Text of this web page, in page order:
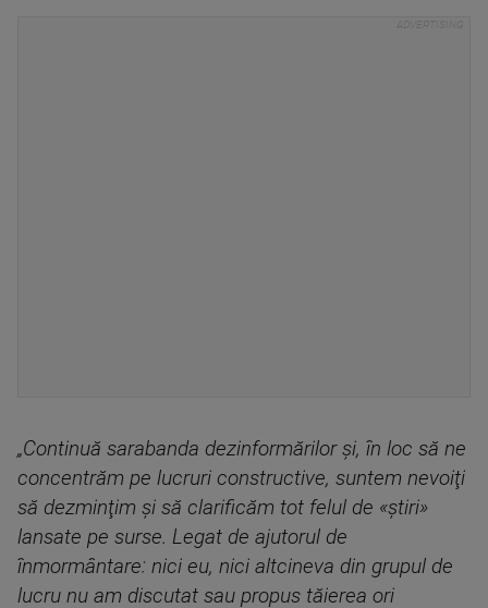
„Continuă sarabanda dezinformărilor şi, în loc să ne
concentrăm pe lucruri constructive, suntem nevoiţi
să dezminţim şi să clarificăm tot felul de «ştiri»
lansate pe surse. Legat de ajutorul de
înmormântare: nici eu, nici altcineva din grupul de
lucru nu am discutat sau propus tăierea ori